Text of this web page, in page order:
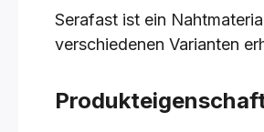
Serafast ist ein
verschiedenen Varianten